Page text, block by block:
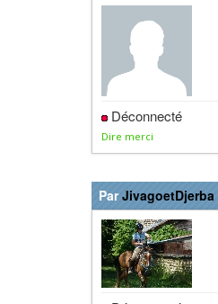
Déconnecté
Dire merci
ParJivagoetDjerba